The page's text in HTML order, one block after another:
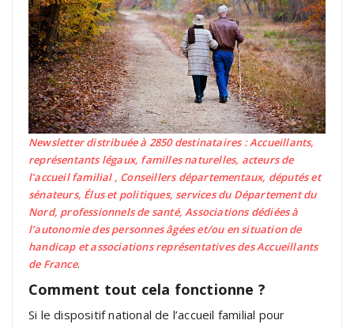
Newsletter distribuée à 2850 destinataires : Accueillants,
représentants légaux, familles naturelles, acteurs de
l’accueil familial , Conseillers départementaux, députés et
sénateurs, Élus et politiques, services du Département du
Nord, professionnels de santé, Associations dédiées à
l’autonomie des personnes âgées et/ou en situation de
handicap et associations représentatives des Accueillants
de France.
Comment tout cela fonctionne ?
Si le dispositif national de l’accueil familial pour